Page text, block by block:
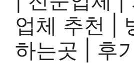
업체 추천 |
하는곳 | 후